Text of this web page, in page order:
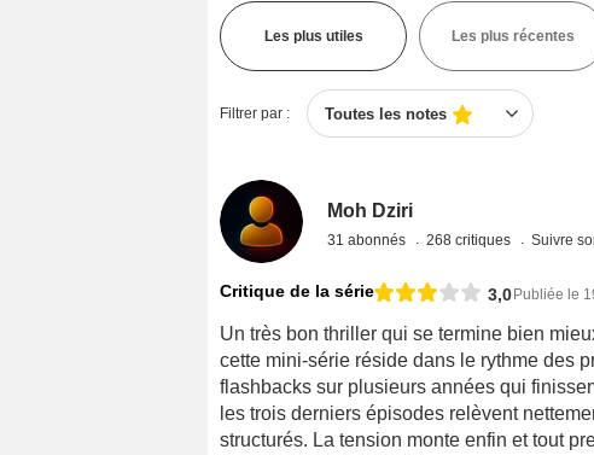
Les plus utiles Les plus récentes
Filtrer par : Toutes les notes
Moh Dziri
31 abonnés 268 critiques Suivre
Critique de la série 3,0Publiée le
Un très bon thriller qui se termine bien
cette mini-série réside dans le rythme des
flashbacks sur plusieurs années qui
les trois derniers épisodes relèvent
structurés. La tension monte enfin et tout